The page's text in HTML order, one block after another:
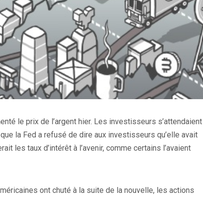
le prix de l’argent hier. Les investisseurs s’attendaient
la Fed a refusé de dire aux investisseurs qu’elle avait
les taux d’intérêt à l’avenir, comme certains l’avaient
ont chuté à la suite de la nouvelle, les actions